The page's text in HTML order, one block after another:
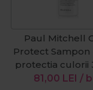
Paul Mitchell
Protect
protectia culorii
81,00 LEI /